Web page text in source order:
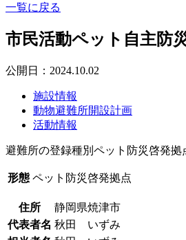
一覧に戻る
市民活動ペット自主防
公開日：2024.10.02
施設情報
動物避難所開設計画
活動情報
避難所の登録種別 ペット防災啓発拠
形態 ペット防災啓発拠点
住所
静岡県焼津市
代表者名 秋田 いずみ